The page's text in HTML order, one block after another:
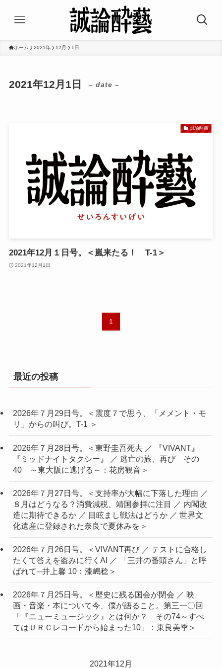
ホーム 2021年 12月 1日
2021年12月1日 – date –
誠論酔藝
2021年12月１日号。＜嵐来たる！ T-1＞
2021年12月1日
1
最近の投稿
2026年７月29日号。＜震度７で思う、「メメント・モ
リ」からの叫び。T-1 ＞
2026年７月28日号。＜東野圭吾死去 ／ 『VIVANT』
『ミッドナイトタクシー』 ／ 逃亡の旅、再び その
40 ～東大阪に逃げる～：花房観音＞
2026年７月27日号。＜支持率が大幅に下落した理由 ／
８月はどうなる？消費減税、靖国参拝に注目 ／ 内閣改
造に期待できるか ／ 目眩まし戦法はどうか ／ 世界文
化遺産に登録された奈良で夏休みを＞
2026年７月26日号。＜VIVANT再び ／ テストに合格し
たくて答えを盗みに行くAI ／ 「三井の番頭さん」と呼
ばれて─井上馨 10：漆嶋稔＞
2026年７月25日号。＜歴史に残る国会が閉会 ／ 映
画・音楽・本について今、僕が語ること。第三一〇回
「『ニューミュージック』とは何か？ その74～すべ
てはＵＲＣレコードから始まった10」：東良美季＞
2021年12月